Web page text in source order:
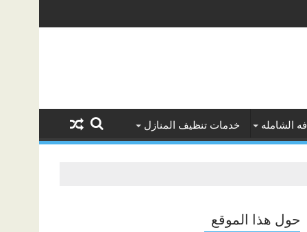
الشامله خدمات تنظيف المنازل
حول هذا الموقع